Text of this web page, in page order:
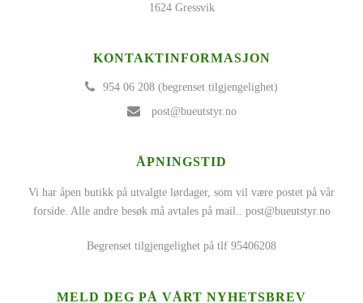
1624 Gressvik
KONTAKTINFORMASJON
954 06 208 (begrenset tilgjengelighet)
post@bueutstyr.no
ÅPNINGSTID
Vi har åpen butikk på utvalgte lørdager, som vil være postet på vår
forside. Alle andre besøk må avtales på mail.. post@bueutstyr.no
Begrenset tilgjengelighet på tlf 95406208
MELD DEG PÅ VÅRT NYHETSBREV